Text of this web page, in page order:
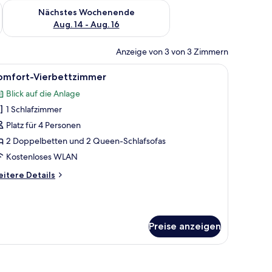
Aug. 7 - Aug. 9.
Nächstes Wochenende
Aug. 14 - Aug. 16
Überprüfe die Verfügbarkeit für nächstes Wochenende, Aug.
Anzeige von 3 von 3 Zimmern
einem kleinen Tisch und einer Wand mit floralem Wandbild.
Ein modernes Hotelzimmer mit Bett, einer
1 Vierbettzimmer
Blick auf die Anlage
1 Schlafzimmer
Platz für 4 Personen
2 Doppelbetten und 2 Queen-Schlafsofas
Kostenloses WLAN
Details
Preise anzeigen